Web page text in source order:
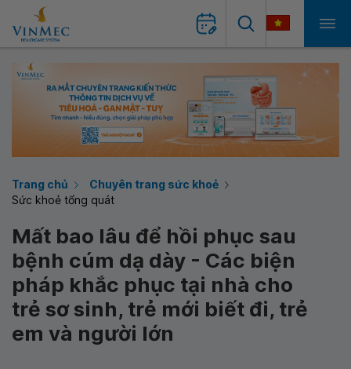
Trang chủ
Chuyên trang sức khoẻ
Sức khoẻ tổng quát
Mất bao lâu để hồi phục sau
bệnh cúm dạ dày - Các biện
pháp khắc phục tại nhà cho
trẻ sơ sinh, trẻ mới biết đi, trẻ
em và người lớn